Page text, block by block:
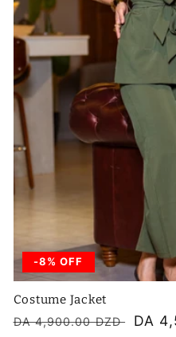
-8% OFF
Costume Jacket
Prix
DA 4,900.00 DZD
Prix
DA